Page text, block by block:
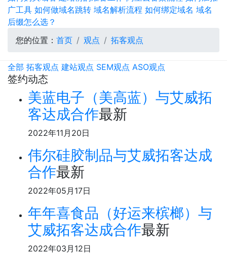
广工具 如何做域名跳转 域名解析流程 如何绑定域名 域名
后缀怎么选？
您的位置： 首页 观点 拓客观点
全部 拓客观点 建站观点 SEM观点 ASO观点
签约动态
美蓝电子（美高蓝）与艾威拓
客达成合作最新
2022年11月20日
伟尔硅胶制品与艾威拓客达成
合作最新
2022年05月17日
年年喜食品（好运来槟榔）与
艾威拓客达成合作最新
2022年03月12日